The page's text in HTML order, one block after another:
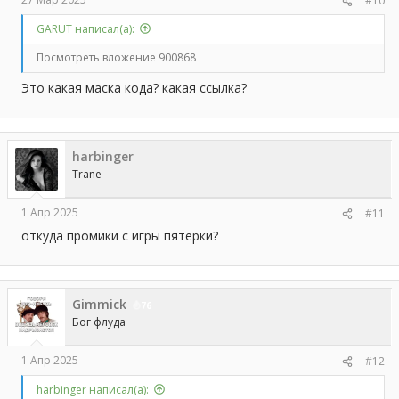
GARUT написал(а):
Посмотреть вложение 900868
Это какая маска кода? какая ссылка?
harbinger
Trane
1 Апр 2025 #11
откуда промики с игры пятерки?
Gimmick
Бог флуда
1 Апр 2025
#12
harbinger написал(а):